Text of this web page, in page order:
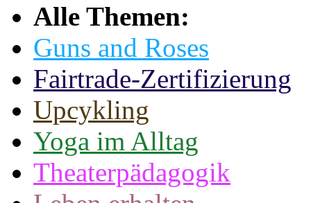
Alle Themen:
Guns and Roses
Fairtrade-Zertifizierung
Upcykling
Yoga im Alltag
Theaterpädagogik